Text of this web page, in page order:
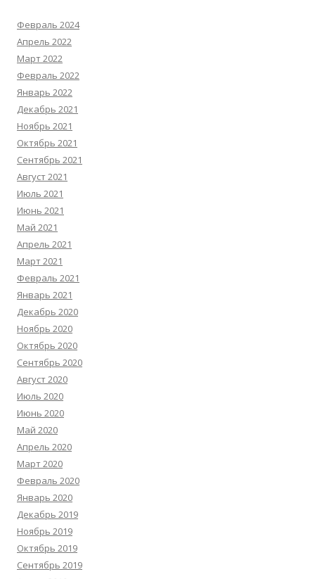
Февраль 2024
Апрель 2022
Март 2022
Февраль 2022
Январь 2022
Декабрь 2021
Ноябрь 2021
Октябрь 2021
Сентябрь 2021
Август 2021
Июль 2021
Июнь 2021
Май 2021
Апрель 2021
Март 2021
Февраль 2021
Январь 2021
Декабрь 2020
Ноябрь 2020
Октябрь 2020
Сентябрь 2020
Август 2020
Июль 2020
Июнь 2020
Май 2020
Апрель 2020
Март 2020
Февраль 2020
Январь 2020
Декабрь 2019
Ноябрь 2019
Октябрь 2019
Сентябрь 2019